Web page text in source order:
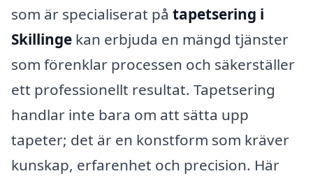
som är specialiserat på tapetsering i
Skillinge kan erbjuda en mängd tjänster
som förenklar processen och säkerställer
ett professionellt resultat. Tapetsering
handlar inte bara om att sätta upp
tapeter; det är en konstform som kräver
kunskap, erfarenhet och precision. Här